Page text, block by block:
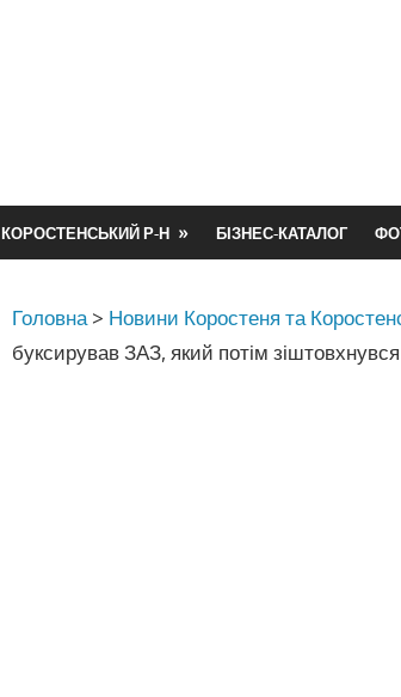
КОРОСТЕНСЬКИЙ Р-Н БІЗНЕС-КАТАЛОГ
Головна > Новини Коростеня та
буксирував ЗАЗ, який потім